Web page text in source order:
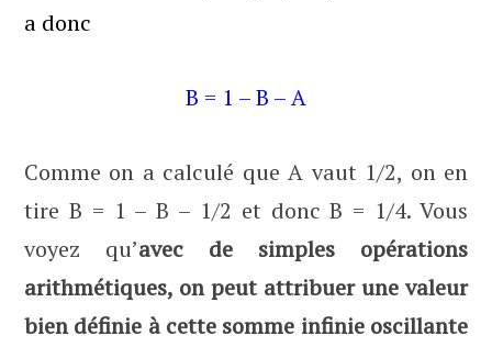
a donc
B = 1 – B – A
Comme on a calculé que A vaut 1/2, on en
tire B = 1 – B – 1/2 et donc B = 1/4. Vous
voyez qu’avec de simples opérations
arithmétiques, on peut attribuer une valeur
bien définie à cette somme infinie oscillante